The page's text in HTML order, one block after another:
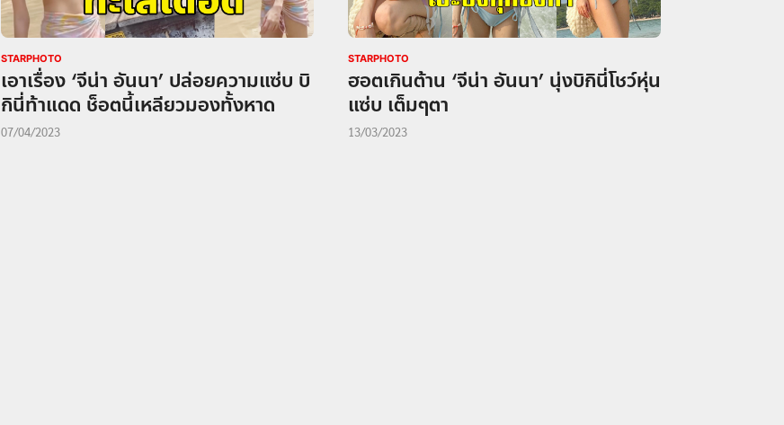
STARPHOTO
เอาเรื่อง ‘จีน่า อันนา’ ปล่อยความแซ่บ บิ
กินี่ท้าแดด ช็อตนี้เหลียวมองทั้งหาด
07/04/2023
STARPHOTO
ฮอตเกินต้าน ‘จีน่า อันนา’ นุ่งบิกินี่โชว์หุ่น
แซ่บ เต็มๆตา
13/03/2023